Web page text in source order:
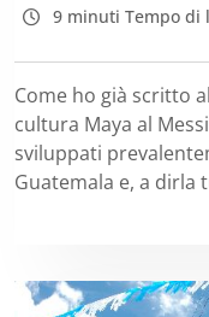
9 minuti Tempo di
Come ho già scritto
cultura Maya al
sviluppati
Guatemala e, a dirla